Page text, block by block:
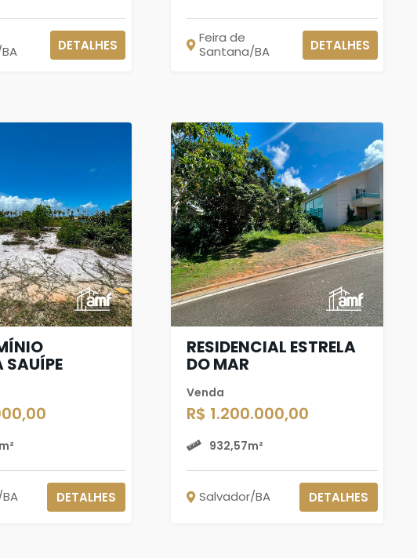
DETALHES
Feira de
Santana/BA
DETALHES
SAUÍPE
DETALHES
RESIDENCIAL ESTRELA
DO MAR
Venda
R$ 1.200.000,00
932,57m²
Salvador/BA DETALHES